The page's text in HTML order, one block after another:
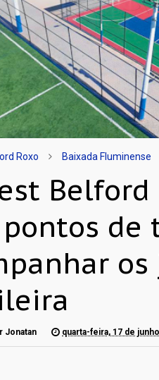
Roxo Baixada Fluminense
Belford
de
Jonatan quarta-feira, 17 de